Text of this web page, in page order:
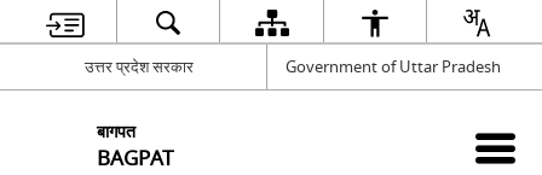
उत्तर प्रदेश सरकार Government of Uttar Pradesh
बागपत
BAGPAT